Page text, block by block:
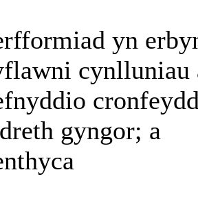
yn
cynlluniau
gyngor; a